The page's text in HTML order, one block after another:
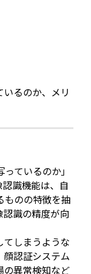
るのか、メリ
ているのか」
識機能は、自
ものの特徴を抽
識の精度が向
てしまうような
顔認証システム
の異常検知など